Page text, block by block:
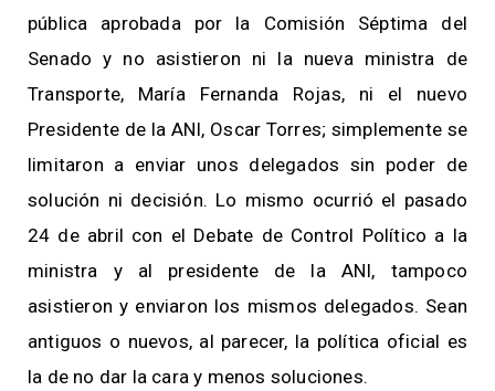
pública aprobada por la Comisión Séptima del
Senado y no asistieron ni la nueva ministra de
Transporte, María Fernanda Rojas, ni el nuevo
Presidente de la ANI, Oscar Torres; simplemente se
limitaron a enviar unos delegados sin poder de
solución ni decisión. Lo mismo ocurrió el pasado
24 de abril con el Debate de Control Político a la
ministra y al presidente de la ANI, tampoco
asistieron y enviaron los mismos delegados. Sean
antiguos o nuevos, al parecer, la política oficial es
la de no dar la cara y menos soluciones.